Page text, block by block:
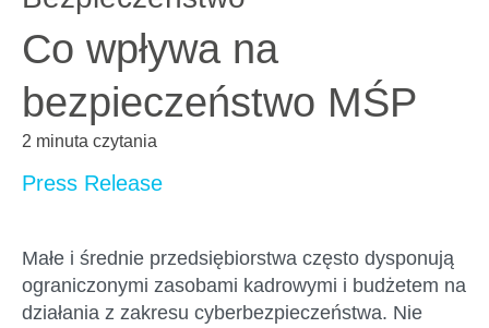
Co wpływa na
bezpieczeństwo MŚP
2 minuta czytania
Press Release
Małe i średnie przedsiębiorstwa często dysponują
ograniczonymi zasobami kadrowymi i budżetem na
działania z zakresu cyberbezpieczeństwa. Nie